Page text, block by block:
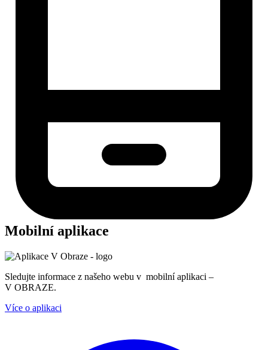
Mobilní aplikace
Sledujte informace z našeho webu v mobilní aplikaci –
V OBRAZE.
Více o aplikaci